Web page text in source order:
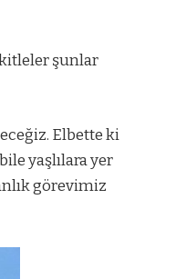
kitleler şunlar
Elbette ki
yaşlılara yer
görevimiz